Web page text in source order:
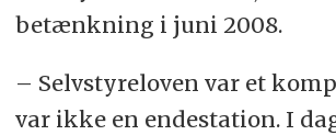
betænkning i juni 2008.
– Selvstyreloven var et
var ikke en endestation. I